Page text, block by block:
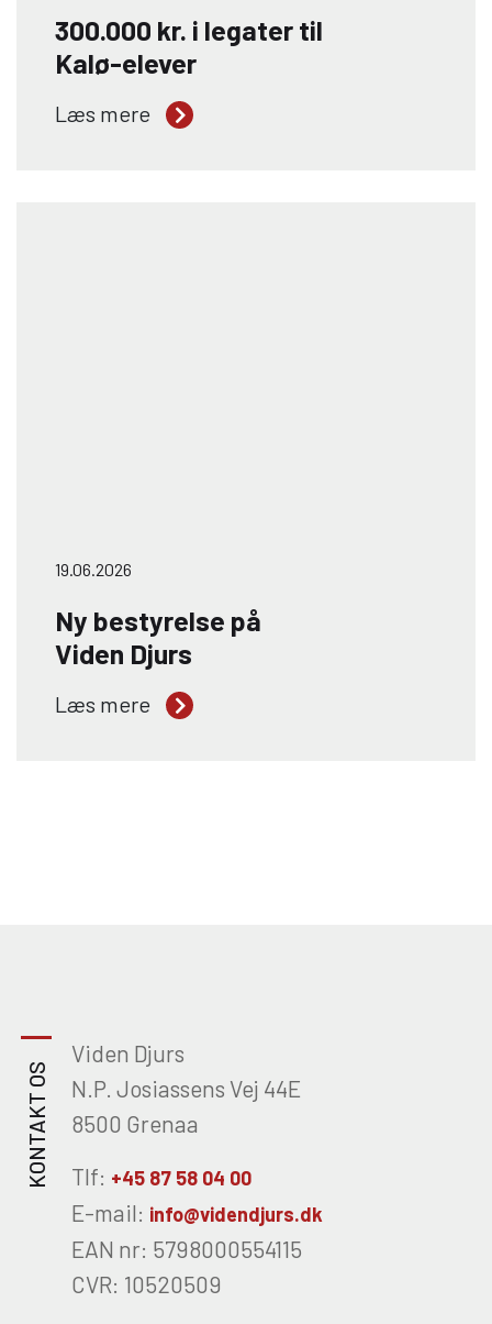
300.000 kr. i legater til
Kalø-elever
Tre engagerede elever fra Kalø
Økologisk Landbrugsskole er blevet
Læs mere
19.06.2026
Ny bestyrelse på
Viden Djurs
Viden Djurs har fået ny bestyrelse med
Janne Hessellund Lassen som formand.
Læs mere
KONTAKT OS
Viden Djurs
N.P. Josiassens Vej 44E
8500 Grenaa
Tlf: +45 87 58 04 00
E-mail: info@videndjurs.dk
EAN nr: 5798000554115
CVR: 10520509